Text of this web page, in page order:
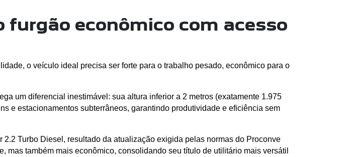
furgão econômico com acesso
o veículo ideal precisa ser forte para o trabalho pesado, econômico para o
um diferencial inestimável: sua altura inferior a 2 metros (exatamente 1.975
e estacionamentos subterrâneos, garantindo produtividade e eficiência sem
Turbo Diesel, resultado da atualização exigida pelas normas do Proconve
mas também mais econômico, consolidando seu título de utilitário mais versátil